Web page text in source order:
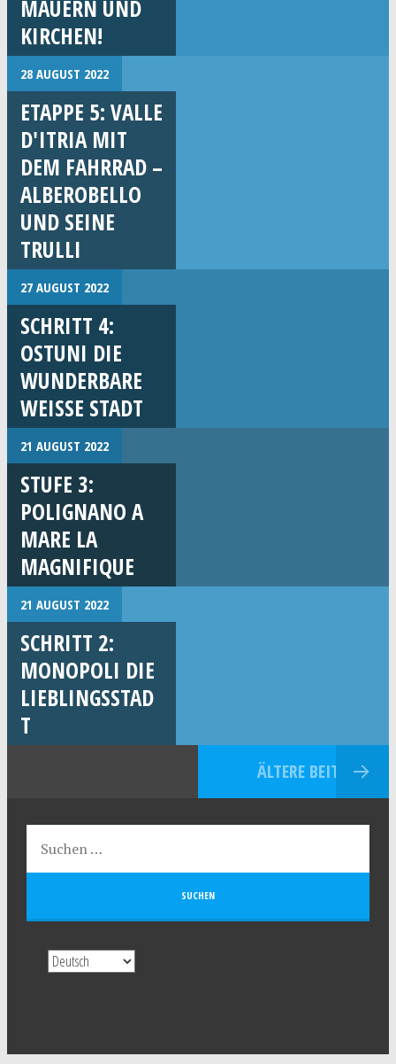
MAUERN UND
KIRCHEN!
28 AUGUST 2022
ETAPPE 5: VALLE
D'ITRIA MIT
DEM FAHRRAD –
ALBEROBELLO
UND SEINE
TRULLI
27 AUGUST 2022
SCHRITT 4:
OSTUNI DIE
WUNDERBARE
WEISSE STADT
21 AUGUST 2022
STUFE 3:
POLIGNANO A
MARE LA
MAGNIFIQUE
21 AUGUST 2022
SCHRITT 2:
MONOPOLI DIE
LIEBLINGSSTAD
T
ÄLTERE BEITRÄGE